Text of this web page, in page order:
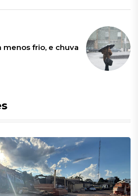
menos frio, e chuva